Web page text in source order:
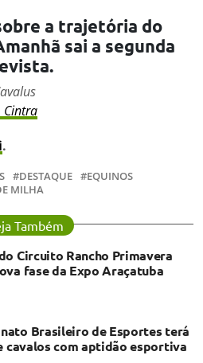
a trajetória do
sai a segunda
Cintra
.
DESTAQUE
EQUINOS
MILHA
Também
Circuito Rancho Primavera
fase da Expo Araçatuba
Brasileiro de Esportes terá
cavalos com aptidão esportiva